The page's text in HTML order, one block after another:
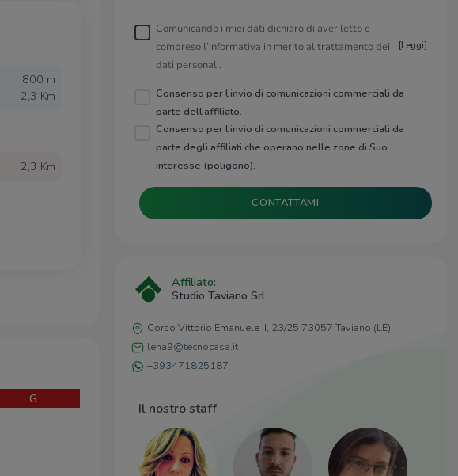
800 m
2,3 Km
2,3 Km
2,8 Km
2,9 Km
G
Comunicando i miei dati dichiaro di aver letto e
compreso l’informativa in merito al trattamento dei
dati personali.
[Leggi]
Consenso per l’invio di comunicazioni commerciali da
parte dell’affiliato.
Consenso per l’invio di comunicazioni commerciali da
parte degli affiliati che operano nelle zone di Suo
interesse (poligono).
CONTATTAMI
Affiliato:
Studio Taviano Srl
Corso Vittorio Emanuele II, 23/25 73057 Taviano (LE)
leha9@tecnocasa.it
+393471825187
Il nostro staff